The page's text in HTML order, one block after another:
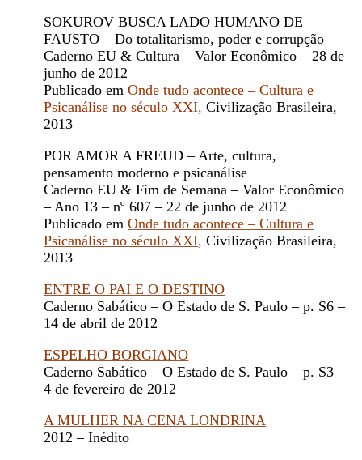
SOKUROV BUSCA LADO HUMANO DE
FAUSTO – Do totalitarismo, poder e corrupção
Caderno EU & Cultura – Valor Econômico – 28 de
junho de 2012
Publicado emOnde tudo acontece – Cultura e
Psicanálise no século XXI, Civilização Brasileira,
2013
POR AMOR A FREUD – Arte, cultura,
pensamento moderno e psicanálise
Caderno EU & Fim de Semana – Valor Econômico
– Ano 13 – nº 607 – 22 de junho de 2012
Publicado emOnde tudo acontece – Cultura e
Psicanálise no século XXI, Civilização Brasileira,
2013
ENTRE O PAI E O DESTINO
Caderno Sabático – O Estado de S. Paulo – p. S6 –
14 de abril de 2012
ESPELHO BORGIANO
Caderno Sabático – O Estado de S. Paulo – p. S3 –
4 de fevereiro de 2012
A MULHER NA CENA LONDRINA
2012 – Inédito